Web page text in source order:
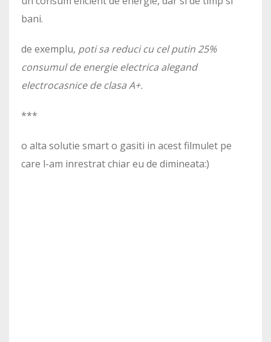
bani.
de exemplu, poti sa reduci cu cel putin 25%
consumul de energie electrica alegand
electrocasnice de clasa A+.
***
o alta solutie smart o gasiti in acest filmulet pe
care l-am inrestrat chiar eu de dimineata:)